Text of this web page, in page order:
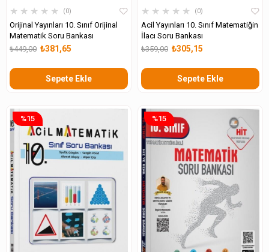
★ ★ ★ ★ ★ 0
Orijinal Yayınları 10. Sınıf Orijinal
Matematik Soru Bankası
₺381,65
₺449,00
Sepete Ekle
★ ★ ★ ★ ★ 0
Acil Yayınları 10. Sınıf Matematiğin
İlacı Soru Bankası
₺305,15
₺359,00
Sepete Ekle
%15 %15